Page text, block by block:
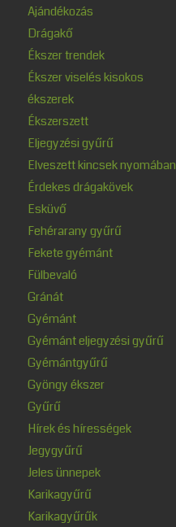
Ajándékozás
Drágakő
Ékszer trendek
Ékszer viselés kisokos
ékszerek
Ékszerszett
Eljegyzési gyűrű
Elveszett kincsek nyomában
Érdekes drágakövek
Esküvő
Fehérarany gyűrű
Fekete gyémánt
Fülbevaló
Gránát
Gyémánt
Gyémánt eljegyzési gyűrű
Gyémántgyűrű
Gyöngy ékszer
Gyűrű
Hírek és hírességek
Jegygyűrű
Jeles ünnepek
Karikagyűrű
Karikagyűrűk